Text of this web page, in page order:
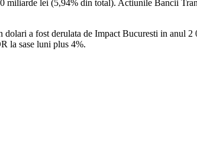
lei (5,94% din total). Actiunile Bancii
a fost derulata de Impact Bucuresti in anul
la sase luni plus 4%.